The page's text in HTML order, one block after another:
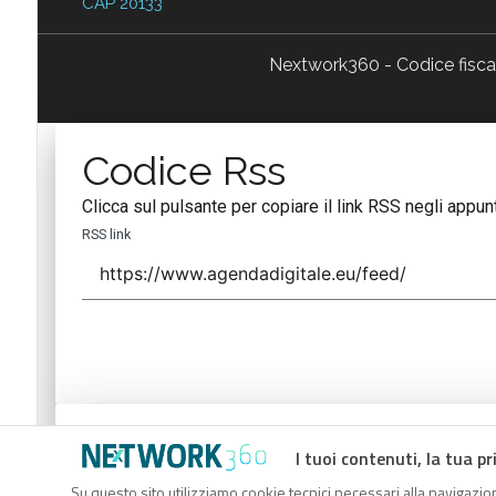
I tuoi contenuti, la tua
Nextwork360 - Codice
Codice Rss
Clicca sul pulsante per copiare il link RSS negli
RSS link
Codice Rss
Clicca sul pulsante per copiare il link RSS negli